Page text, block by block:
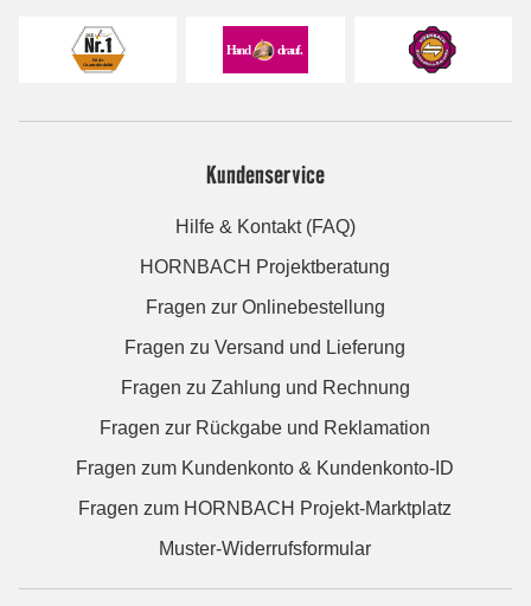
Kundenservice
Hilfe & Kontakt (FAQ)
HORNBACH Projektberatung
Fragen zur Onlinebestellung
Fragen zu Versand und Lieferung
Fragen zu Zahlung und Rechnung
Fragen zur Rückgabe und Reklamation
Fragen zum Kundenkonto & Kundenkonto-ID
Fragen zum HORNBACH Projekt-Marktplatz
Muster-Widerrufsformular